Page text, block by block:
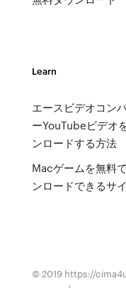
Learn
エースビデオコン
ーYouTubeビデオ
ンロードする方法
Macゲームを無料
ンロードできるサ
© 2019 https://